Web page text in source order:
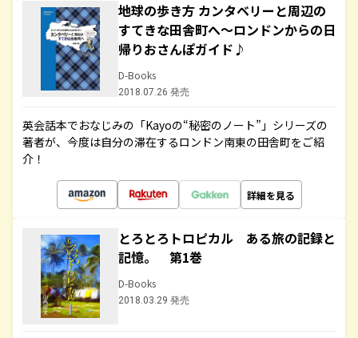
地球の歩き方 カンタベリーと周辺の
すてきな田舎町へ～ロンドンからの日
帰りおさんぽガイド♪
D-Books
2018.07.26 発売
英会話本でおなじみの「Kayoの“秘密のノート”」シリーズの
著者が、今度は自分の滞在するロンドン南東の田舎町をご紹
介！
詳細を見る
とろとろトロピカル ある旅の記録と
記憶。 第1巻
D-Books
2018.03.29 発売